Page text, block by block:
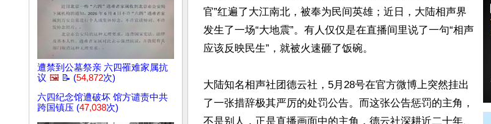
遭禁到公墓祭亲 六四罹难家属抗
议 🖼️ 📝 (54,872次)
六四纪念馆遭破坏 馆方谴责中共
跨国镇压 (47,038次)
官”红遍了大江南北，被奉为民间英雄；近日，大陆相声界
发生了一场“大地震”。有人仅仅是在直播间里说了一句“相声
应该反映民生”，就被火速砸了饭碗。
大陆知名相声社团德云社，5月28号在官方微博上突然挂出
了一张措辞极其严厉的处罚公告。而这张公告惩罚的主角，
不是别人，正是直播画面中的主角，德云社深耕近二十年、